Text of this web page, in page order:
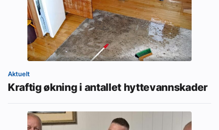
Aktuelt
Kraftig økning i antallet hyttevannskader